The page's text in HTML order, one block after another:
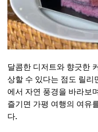
달콤한 디저트와 향긋한
상할 수 있다는 점도 릴리
에서 자연 풍경을 바라보
즐기면 가평 여행의 여유
다.